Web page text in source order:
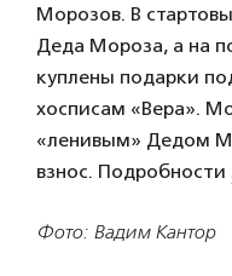
Морозов. В
Деда Мороза, а на
куплены подарки
хосписам «Вера».
«ленивым» Дедом
взнос. Подробности
Фото: Вадим Кантор